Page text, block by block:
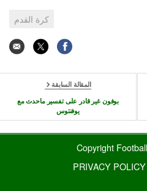
كرة القدم
المقالة السابقة
بوفون غير قادر على تفسير ماحدث مع
يوفنتوس
PRIVACY POLICY